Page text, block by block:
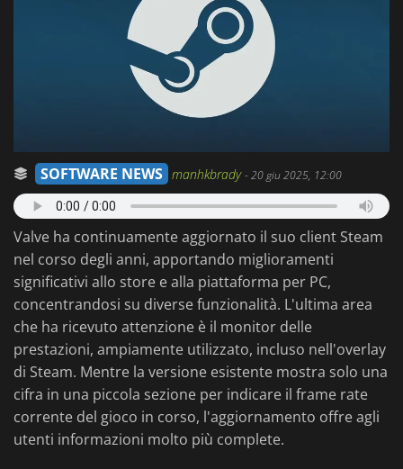
SOFTWARE NEWS manhkbrady-20 giu 2025, 12:00
Valve ha continuamente aggiornato il suo client Steam
nel corso degli anni, apportando miglioramenti
significativi allo store e alla piattaforma per PC,
concentrandosi su diverse funzionalità. L'ultima area
che ha ricevuto attenzione è il monitor delle
prestazioni, ampiamente utilizzato, incluso nell'overlay
di Steam. Mentre la versione esistente mostra solo una
cifra in una piccola sezione per indicare il frame rate
corrente del gioco in corso, l'aggiornamento offre agli
utenti informazioni molto più complete.